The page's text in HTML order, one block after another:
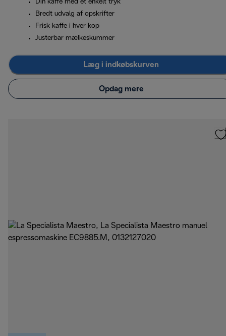
Din kaffe med et enkelt tryk
Bredt udvalg af opskrifter
Frisk kaffe i hver kop
Justerbar mælkeskummer
Læg i indkøbskurven
Opdag mere